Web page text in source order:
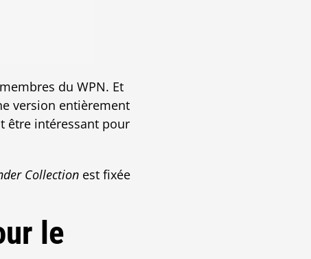
du WPN. Et
version entièrement
être intéressant pour
Collection est fixée
le